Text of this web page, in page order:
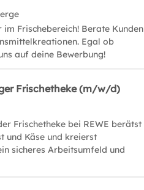
Frischebereich! Berate Kunden
Egal ob
auf deine Bewerbung!
Frischetheke (m/w/d)
Frischetheke bei REWE berätst
und Käse und kreierst
sicheres Arbeitsumfeld und